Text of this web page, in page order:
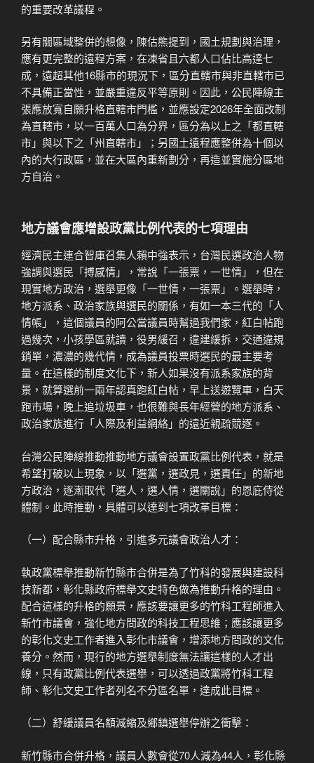
的重要改革議程。
另有關區域整併的想像，陳估熊提到，國土規劃與治理，
應有更完整的遠程方案，在凍省且六都人口佔比高達七
成，遠超其他16縣市的現況下，區分直轄市與非直轄市已
不具備正當性，並嚴重違反平等原則。因此，公民陣線主
張應放寬自願升格直轄市門檻，並應設定2026年全面改制
為直轄市，以一百萬人口為分界，區分為以上之「都直轄
市」與以下之「州直轄市」；另國土遠程應整併為十個以
內的大行政區，並在大區內重新劃分，再造並實施分區地
方自治。
地方議會應增設政黨比例代表的七項理由
經濟民主連合智庫召集人賴中強表示，台灣民選政治人物
強調與選民「搏感情」，常說「一張票，一世情」，但在
現實地方政治，選舉更像「一世情，一張票」。選舉時，
地方派系、政治家族與選民的關係，有如一本三代的「人
情帳」，這個議員的阿公當議員時幫過我們家，紅白帖跑
過幾次，小孩學區就讀，役男緩召，違建緩拆，交通違規
銷單，濃濃的幾代情，成為議員投票時選民的最主要考
量。在這樣的制度文化下，新人如果沒有派系家族的背
景，就算選前一兩年認真跑紅白帖，早上送遊覽車，白天
跑市場，晚上追垃圾車，也很難與長年經營的地方派系、
政治家族進行「人際及利益網絡」的遠近親疏競逐。
台灣公民陣線推動推動地方議會設置政黨比例代表，就是
希望打破以上現象，以「選黨，選政見，選責任」的新地
方政治，逐漸取代「選人，選人情，選關說」的恩庇侍從
體制。此時推動，具體可以達到七項改革目標：
（一）配合縣市升格，引進多元議會政治人才：
執政黨標舉推動新竹縣市合併是為了竹科的發展與建設科
技新都，彰化縣政府標舉文史特色做為推動升格的理由。
配合這樣的升格的願景，應該要讓更多的竹科工程師進入
新竹市議會，強化地方問政的科技工程思維；應該讓更多
的彰化文史工作者進入彰化市議會，增添地方問政的文化
養分。然而，現行的地方選舉制度無法讓這樣的人才出
線，只有政黨比例代表選舉，可以透過政黨將竹科工程
師、彰化文史工作者列名不分區名單，達成此目標。
（二）舒緩議員名額減縮及鄉鎮選舉停辦之衝擊：
新竹縣市合併升格，議員人數會從70人減為44人，彰化縣